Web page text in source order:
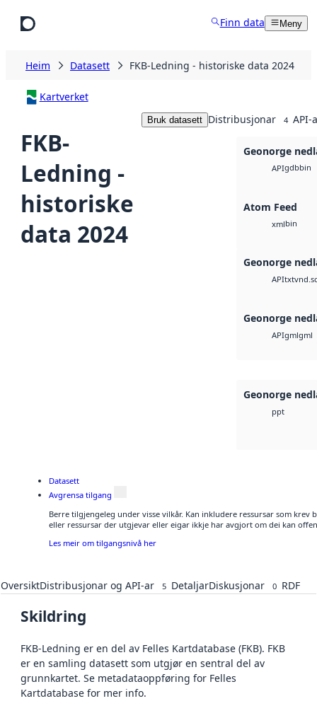
Finn data Meny
Heim Datasett FKB-Ledning - historiske data 2024
Kartverket
FKB-
Ledning -
historiske
data 2024
Bruk datasett Distribusjonar 4 API-
Geonorge
APIgdbbin
Atom Feed
xmlbin
Geonorge
APItxt
Geonorge
APIgmlgml
Geonorge
ppt
Datasett
Avgrensa tilgang
Berre tilgjengeleg under visse vilkår. Kan inkludere ressursar som krev
eller ressursar der utgjevar eller eigar ikkje har avgjort om dei kan
Les meir om tilgangsnivå her
OversiktDistribusjonar og API-ar 5 DetaljarDiskusjonar 0 RDF
Skildring
FKB-Ledning er en del av Felles Kartdatabase (FKB). FKB
er en samling datasett som utgjør en sentral del av
grunnkartet. Se metadataoppføring for Felles
Kartdatabase for mer info.